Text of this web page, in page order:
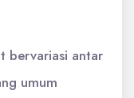
bervariasi antar
umum